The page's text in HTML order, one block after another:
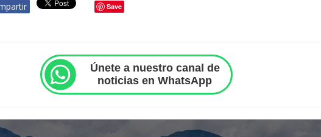
Save
Únete a nuestro canal de
noticias en WhatsApp